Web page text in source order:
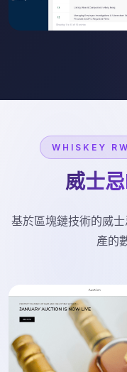
WHISKEY
威士
基於區塊鏈技術的威
產的